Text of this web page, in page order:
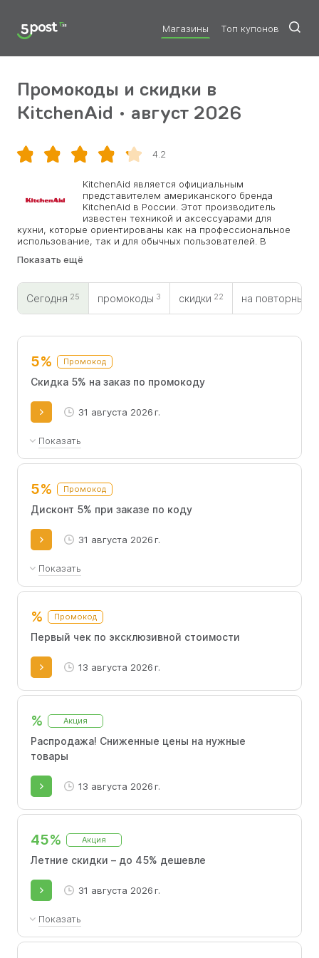
Магазины Топ купонов
Промокоды и скидки в
KitchenAid • август 2026
Сегодня 25 промокоды 3 скидки 22 на повторный
5% Промокод
Скидка 5% на заказ по промокоду
31 августа 2026 г.
Показать
Скидка 5% на заказ. Не применяется при оплате в
5% Промокод
Дисконт 5% при заказе по коду
31 августа 2026 г.
Показать
Не применяется при оплате в рассрочку.
% Промокод
Первый чек по эксклюзивной стоимости
13 августа 2026 г.
% Акция
Распродажа! Сниженные цены на нужные
товары
13 августа 2026 г.
45% Акция
Летние скидки – до 45% дешевле
31 августа 2026 г.
Показать
Выделенный ассортимент товаров со
4.2
KitchenAid является официальным
представителем американского бренда
KitchenAid в России. Этот производитель
известен техникой и аксессуарами для
кухни, которые ориентированы как на профессиональное
использование, так и для обычных пользователей. В
миксеры, чайники, блендеры, варочные панели и т. д. На
такие как карта постоянного покупателя или промокоды
KitchenAid. Магазин предоставляет удобные условия
доставки, в том числе курьером по Москве, и различные
Показать ещё
Скопировать